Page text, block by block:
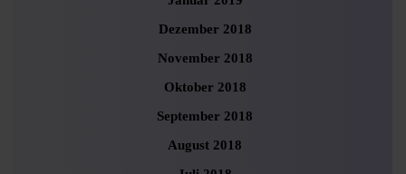
Dezember 2018
November 2018
Oktober 2018
September 2018
August 2018